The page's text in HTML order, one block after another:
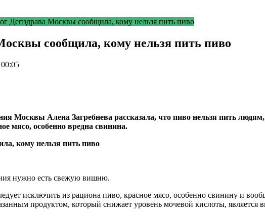
Депздрава Москвы сообщила, кому нельзя пить пиво
сообщила, кому нельзя пить пиво
00:05
Москвы Алена Загребнева рассказала, что пиво нельзя пить
мясо, особенно вредна свинина.
нужно есть свежую вишню.
исключить из рациона пиво, красное мясо, особенно свинину и
продуктом, который снижает уровень мочевой кислоты, является